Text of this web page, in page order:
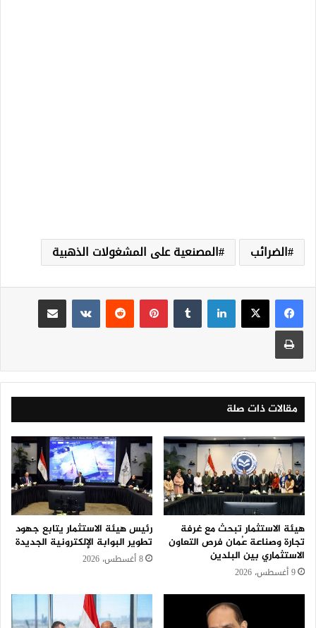
الضرائب المصنعية على المشغولات الذهبية
لينكدإن بينتيريست
مقالات ذات صلة
هيئة الاستثمار تبحث مع غرفة
تجارة وصناعة عُمان فرص التعاون
الاستثماري بين البلدين
9 أغسطس، 2026
رئيس هيئة الاستثمار يتابع جهود
تطوير البوابة الإلكترونية الجديدة
8 أغسطس، 2026